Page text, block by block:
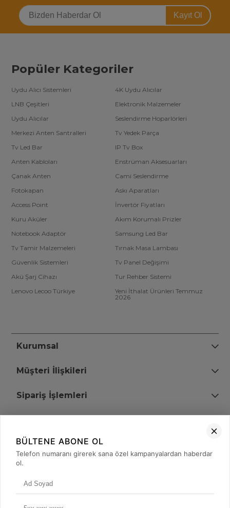
Kayıt Ol
Popüler Kategoriler
Uydu Alıcı Sistemleri
4K Uydu Alıcılar
LNB Çeşitleri
Elektronik Malzemeler
Uydu Alıcılar
Seslendirme Hoparlörleri
Merkezi Anten Santralleri
Tv Yedek Parça
Tv Led Bar
IP Tv Box
Anten Kabloları
Enstrüman Aksesuarları
Çanak Anten
Cami Seslendirme
Fotokapan
Askı Aparatları
Access Point
İnvertör Fiyatları
Kuru Aküler
Akım Korumalı Prizler
Notebook Adaptör
Samsung Led Bar
Tv Tamir Malzemeleri
Tırnak Masa Lambası
Güvenlik Sistemleri
Tv Panel Değişimi
Akü Şarj Cihazı
Tur Rehber Sistemi
Lenovo Lecoo Türkiye
Yeni İthalat Ürünleri Temmuz
2026
Kurumsal
Müşteri İlişkileri
Sipariş İşlemleri
+90 (850) 473 08 08
BÜLTENE ABONE OL
Telefon numaranı girerek sana özel kampanyalardan haberdar
ol.